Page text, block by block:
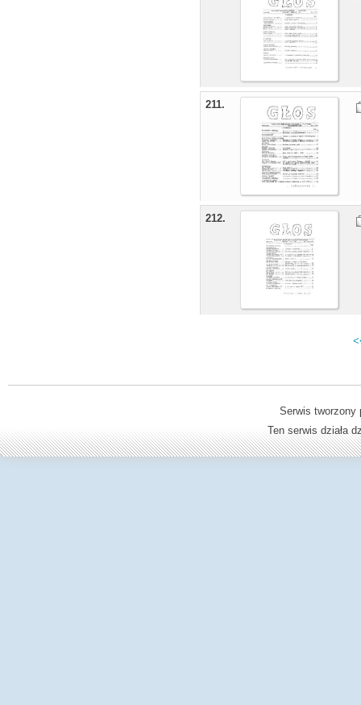
211.
212.
Serwis
Ten serwis działa